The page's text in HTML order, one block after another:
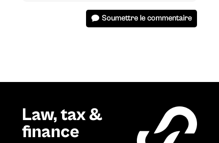
Soumettre le commentaire
Law, tax &
finance